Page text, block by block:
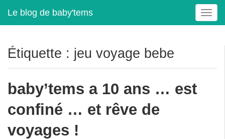
Le blog de baby'tems
T
o
e
Étiquette : jeu voyage bebe
baby’tems a 10 ans … est
confiné … et rêve de
voyages !